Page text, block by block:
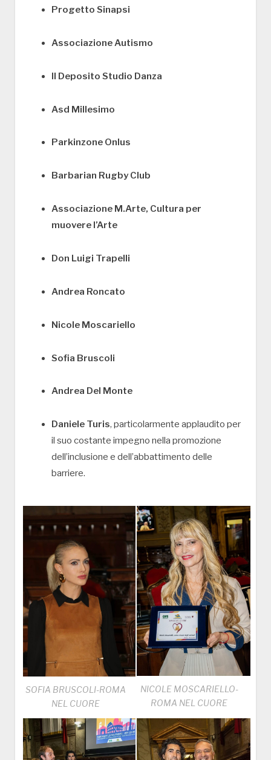
Progetto Sinapsi
Associazione Autismo
Il Deposito Studio Danza
Asd Millesimo
Parkinzone Onlus
Barbarian Rugby Club
Associazione M.Arte, Cultura per
muovere l’Arte
Don Luigi Trapelli
Andrea Roncato
Nicole Moscariello
Sofia Bruscoli
Andrea Del Monte
Daniele Turis, particolarmente applaudito per
il suo costante impegno nella promozione
dell’inclusione e dell’abbattimento delle
barriere.
SOFIA BRUSCOLI-ROMA
NEL CUORE
NICOLE MOSCARIELLO-
ROMA NEL CUORE